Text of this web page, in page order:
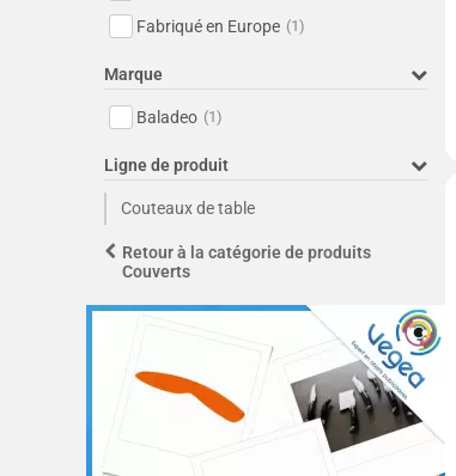
Fabriqué en Europe (1)
Marque
Baladeo (1)
Ligne de produit
Couteaux de table
Retour à la catégorie de produits
Couverts